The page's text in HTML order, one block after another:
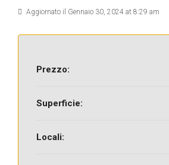
Aggiornato il Gennaio 30, 2024 at 8:29 am
Prezzo:
Superficie:
Locali: